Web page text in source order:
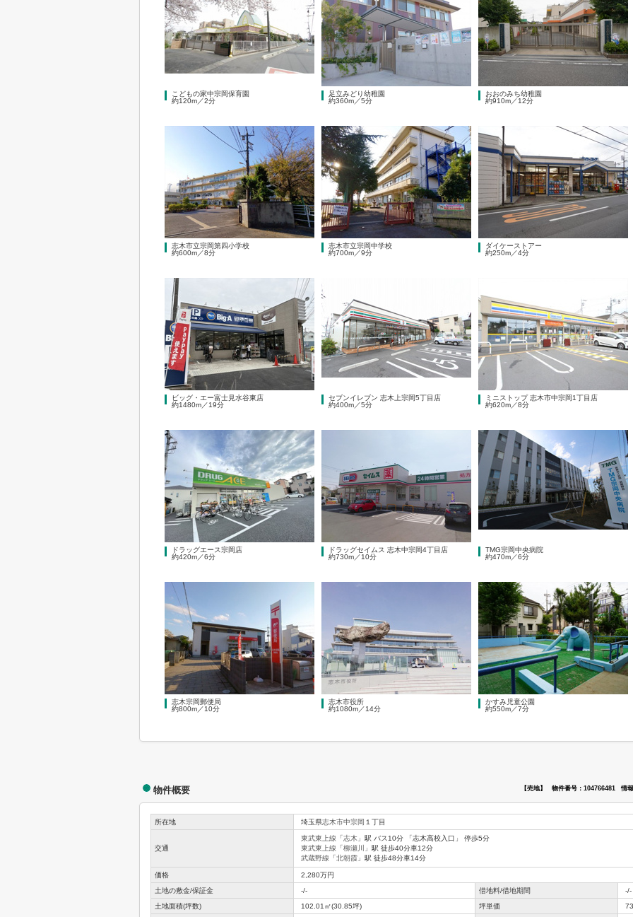
こどもの家中宗岡保育園
約120m／2分
足立みどり幼稚園
約360m／5分
おおのみち幼稚園
約910m／12分
志木市立宗岡第四小学校
約600m／8分
志木市立宗岡中学校
約700m／9分
ダイケーストアー
約250m／4分
ビッグ・エー富士見水谷東店
約1480m／19分
セブンイレブン 志木上宗岡5丁目店
約400m／5分
ミニストップ 志木市中宗岡1丁目店
約620m／8分
ドラッグエース宗岡店
約420m／6分
ドラッグセイムス 志木中宗岡4丁目店
約730m／10分
TMG宗岡中央病院
約470m／6分
志木宗岡郵便局
約800m／10分
志木市役所
約1080m／14分
かすみ児童公園
約550m／7分
物件概要 【売地】 物件番号：104766481 情
所在地 埼玉県志木市中宗岡 １丁目
交通
東武東上線 「志木 」駅 バス10分 「志木高校入口」 停歩5分
東武東上線 「柳瀬川
」駅 徒歩40分車12分
武蔵野線 「北朝霞 」駅 徒歩48分車14分
価格
2,280万円
土地の敷金/保証金
-/- 借地料/借地期間
-/-
土地面積(坪数)
102.01㎡(30.85坪) 坪単価